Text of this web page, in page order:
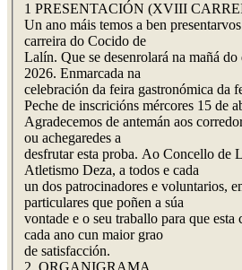
1 PRESENTACIÓN (XVIII
Un ano máis temos a ben
carreira do Cocido de
Lalín. Que se desenrolará na mañá
2026. Enmarcada na
celebración da feira gastronómica da
Peche de inscricións mércores 15 de
Agradecemos de antemán aos
ou achegaredes a
desfrutar esta proba. Ao Concello de
Atletismo Deza, a todos e cada
un dos patrocinadores e voluntarios,
particulares que poñen a súa
vontade e o seu traballo para que esta
cada ano cun maior grao
de satisfacción.